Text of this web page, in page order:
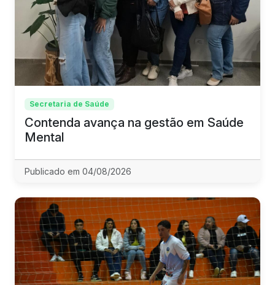
Secretaria de Saúde
Contenda avança na gestão em Saúde
Mental
Publicado em 04/08/2026